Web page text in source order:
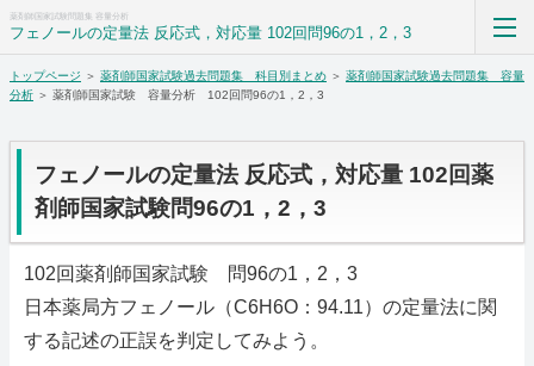
薬剤師国家試験問題集 容量分析
フェノールの定量法 反応式，対応量 102回問96の1，2，3
薬剤師国家試験過去問題集解答解説科目別まとめ
ホーム
RSS購読
トップページ ＞ 薬剤師国家試験過去問題集 科目別まとめ ＞ 薬剤師国家試験過去問題集 容量
分析 ＞ 薬剤師国家試験 容量分析 102回問96の1，2，3
フェノールの定量法 反応式，対応量 102回薬
剤師国家試験問96の1，2，3
102回薬剤師国家試験 問96の1，2，3
日本薬局方フェノール（C6H6O：94.11）の定量法に関
する記述の正誤を判定してみよう。